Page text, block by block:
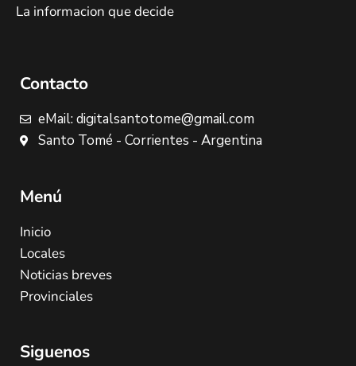
La informacion que decide
Contacto
eMail: digitalsantotome@gmail.com
Santo Tomé - Corrientes - Argentina
Menú
Inicio
Locales
Noticias breves
Provinciales
Siguenos